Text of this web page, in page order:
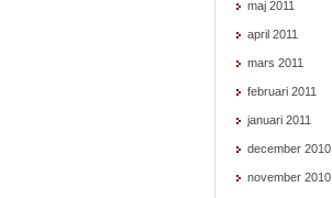
maj 2011
april 2011
mars 2011
februari 2011
januari 2011
december 2010
november 2010